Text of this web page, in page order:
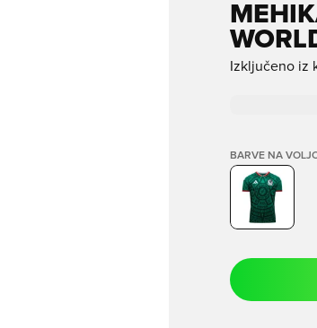
Izključeno iz
BARVE NA